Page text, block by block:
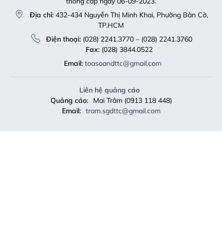
Địa chỉ: 432-434 Nguyễn Thị Minh Khai, Phường Bàn Cờ,
TP.HCM
Điện thoại:(028) 2241.3770 – (028) 2241.3760
Fax:(028) 3844.0522
Email: toasoandttc@gmail.com
Liên hệ quảng cáo
Quảng cáo:
Mai Trâm (0913 118 448)
Email: tram.sgdttc@gmail.com